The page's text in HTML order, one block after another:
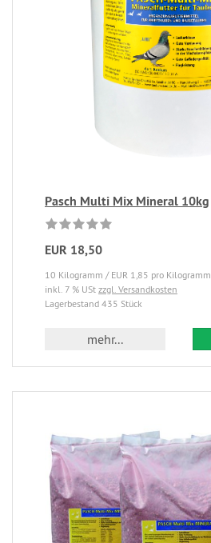
Pasch Multi Mix Mineral 10kg
EUR 18,50
10 Kilogramm / EUR 1,85 pro Kilogramm
inkl. 7 % USt zzgl. Versandkosten
Lagerbestand 435 Stück
mehr...